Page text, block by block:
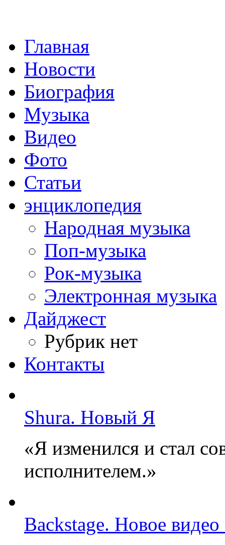
Главная
Новости
Биография
Музыка
Видео
Фото
Статьи
энциклопедия
Народная музыка
Поп-музыка
Рок-музыка
Электронная музыка
Дайджест
Рубрик нет
Контакты
Shura. Новый Я
«Я изменился и стал
исполнителем.»
Backstage. Новое